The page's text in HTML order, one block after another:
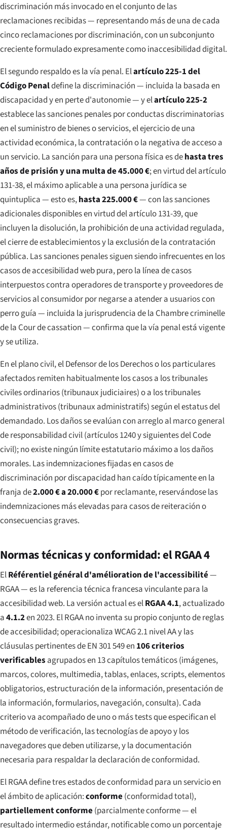
discriminación más invocado en el conjunto de las
reclamaciones recibidas — representando más de una de cada
cinco reclamaciones por discriminación, con un subconjunto
creciente formulado expresamente como inaccesibilidad digital.
El segundo respaldo es la vía penal. Elartículo 225-1 del
Código Penaldefine la discriminación — incluida la basada en
discapacidad y en perte d'autonomie— y elartículo 225-2
establece las sanciones penales por conductas discriminatorias
en el suministro de bienes o servicios, el ejercicio de una
actividad económica, la contratación o la negativa de acceso a
un servicio. La sanción para una persona física es dehasta tres
años de prisión y una multa de 45.000 €; en virtud del artículo
131-38, el máximo aplicable a una persona jurídica se
quintuplica — esto es,hasta 225.000 €— con las sanciones
adicionales disponibles en virtud del artículo 131-39, que
incluyen la disolución, la prohibición de una actividad regulada,
el cierre de establecimientos y la exclusión de la contratación
pública. Las sanciones penales siguen siendo infrecuentes en los
casos de accesibilidad web pura, pero la línea de casos
interpuestos contra operadores de transporte y proveedores de
servicios al consumidor por negarse a atender a usuarios con
perro guía — incluida la jurisprudencia de la Chambre criminelle
de la Cour de cassation — confirma que la vía penal está vigente
y se utiliza.
En el plano civil, el Defensor de los Derechos o los particulares
afectados remiten habitualmente los casos a los tribunales
civiles ordinarios (tribunaux judiciaires) o a los tribunales
administrativos (tribunaux administratifs) según el estatus del
demandado. Los daños se evalúan con arreglo al marco general
de responsabilidad civil (artículos 1240 y siguientes del Code
civil); no existe ningún límite estatutario máximo a los daños
morales. Las indemnizaciones fijadas en casos de
discriminación por discapacidad han caído típicamente en la
franja de2.000 € a 20.000 €por reclamante, reservándose las
indemnizaciones más elevadas para casos de reiteración o
consecuencias graves.
Normas técnicas y conformidad: el RGAA 4
ElRéférentiel général d'amélioration de l'accessibilité—
RGAA — es la referencia técnica francesa vinculante para la
accesibilidad web. La versión actual es elRGAA 4.1, actualizado
a4.1.2en 2023. El RGAA no inventa su propio conjunto de reglas
de accesibilidad; operacionaliza WCAG 2.1 nivel AA y las
cláusulas pertinentes de EN 301 549 en 106 criterios
verificables agrupados en 13 capítulos temáticos (imágenes,
marcos, colores, multimedia, tablas, enlaces, scripts, elementos
obligatorios, estructuración de la información, presentación de
la información, formularios, navegación, consulta). Cada
criterio va acompañado de uno o mástestsque especifican el
método de verificación, las tecnologías de apoyo y los
navegadores que deben utilizarse, y la documentación
necesaria para respaldar la declaración de conformidad.
El RGAA define tres estados de conformidad para un servicio en
el ámbito de aplicación:conforme(conformidad total),
partiellement conforme(parcialmente conforme — el
resultado intermedio estándar, notificable como un porcentaje